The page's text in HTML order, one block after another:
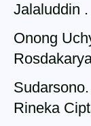
Jalaluddin
Onong
Rineka